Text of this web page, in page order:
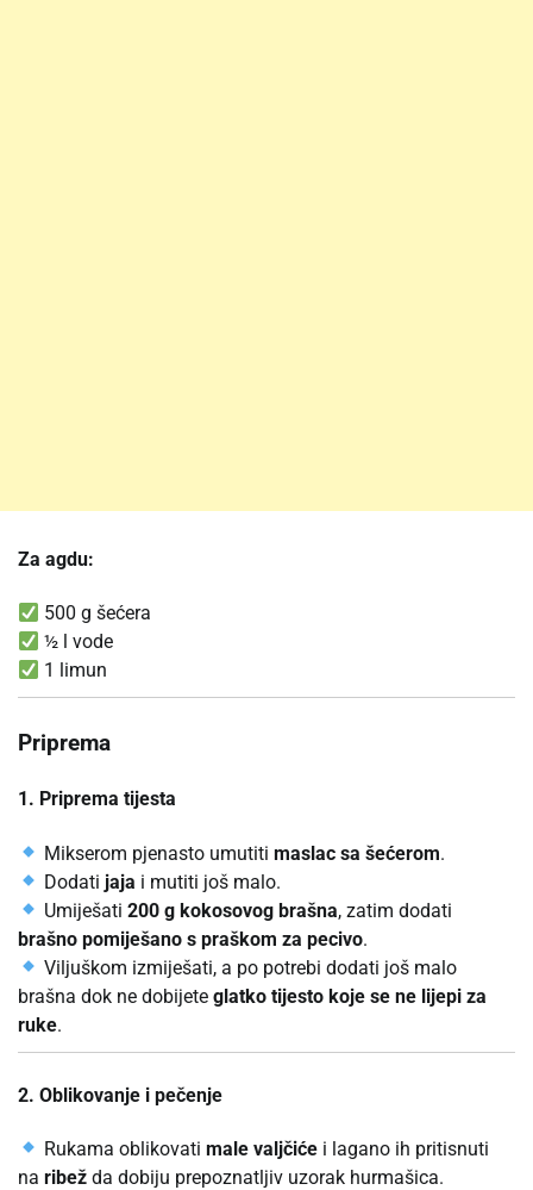
Za agdu:
500 g šećera
½ l vode
1 limun
Priprema
1. Priprema tijesta
Mikserom pjenasto umutitimaslac sa šećerom.
Dodati jaja i mutiti još malo.
Umiješati200 g kokosovog brašna, zatim dodati
brašno pomiješano s praškom za pecivo.
Viljuškom izmiješati, a po potrebi dodati još malo
brašna dok ne dobijete glatko tijesto koje se ne lijepi za
ruke.
2. Oblikovanje i pečenje
Rukama oblikovatimale valjčiće i lagano ih pritisnuti
na ribež da dobiju prepoznatljiv uzorak hurmašica.